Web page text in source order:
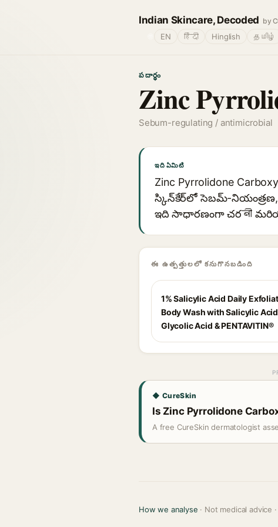
Indian Skincare, Decoded by
EN हिंदी Hinglish தமிழ்
పదార్థం
Zinc
Sebum-regulating / antimicrobial
ఇది ఏమిటి
Zinc Pyrrolidone
స్కిన్‌కేర్‌లో సెబమ్-
ఇది సాధారణంగా చరबी
ఈ ఉత్పత్తులలో కనుగొనబడింది
1% Salicylic Acid Daily
Body Wash with Salicylic
Glycolic Acid & PENTAVITIN®
◆ CureSkin
Is Zinc Pyrrolidone
A free CureSkin dermatologist
How we analyse · Not medical advice